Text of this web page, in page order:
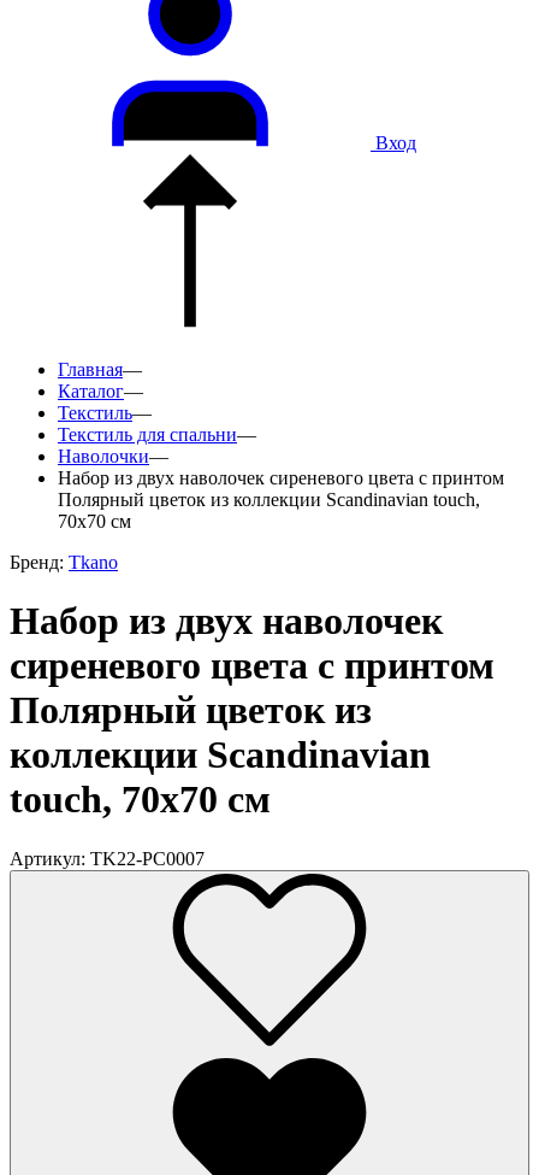
Вход
Главная—
Каталог—
Текстиль—
Текстиль для спальни—
Наволочки—
Набор из двух наволочек сиреневого цвета с принтом
Полярный цветок из коллекции Scandinavian touch,
70х70 см
Бренд: Tkano
Набор из двух наволочек
сиреневого цвета с принтом
Полярный цветок из
коллекции Scandinavian
touch, 70х70 см
Артикул: TK22-PC0007